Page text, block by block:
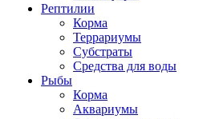
Рептилии
Корма
Террариумы
Субстраты
Средства для воды
Рыбы
Корма
Аквариумы